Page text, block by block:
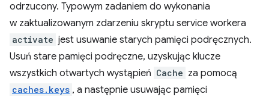
odrzucony. Typowym zadaniem do wykonania
w zaktualizowanym zdarzeniu skryptu service workera
activate jest usuwanie starych pamięci podręcznych.
Usuń stare pamięci podręczne, uzyskując klucze
wszystkich otwartych wystąpień Cache za pomocą
caches.keys , a następnie usuwając pamięci